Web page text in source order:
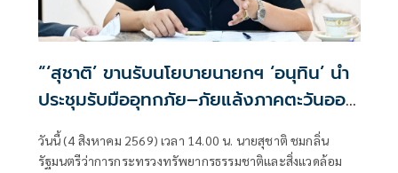
“‘สุชาติ’ ขานรับนโยบายนายกฯ ‘อนุทิน’ นำ
ประชุมรับมืออุทกภัย–ภัยแล้งภาคตะวันออก
สั่ง 8 จังหวัดเตรียมพร้อมทุกมิติ”
วันนี้ (4 สิงหาคม 2569) เวลา 14.00 น. นายสุชาติ ชมกลิ่น
รัฐมนตรีว่าการกระทรวงทรัพยากรธรรมชาติและสิ่งแวดล้อม